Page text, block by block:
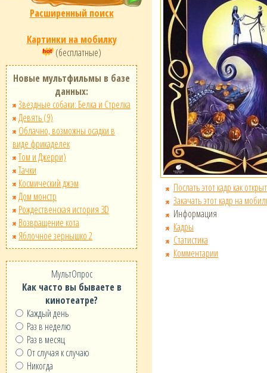
Расширенный поиск
Картинки на мобилку
(бесплатные)
Новые мультфильмы в базе
данных:
Звёздные собаки: Белка и Стрелка
Девять (9)
Облачно, возможны осадки в
виде фрикаделек
Том и Джерри)
Тачки
Космический джэм
Дом монстр
Рождественская история 3D
Возвращение кота
Яблочное зернышко 2
МультОпрос
Как часто вы бываете в
кинотеатре?
Каждый день
Раз в неделю
Раз в месяц
От случая к случаю
Никогда
Послать этот кадр как
Закачать этот кадр на
Информация
Кадры
Статистика
Комментарии